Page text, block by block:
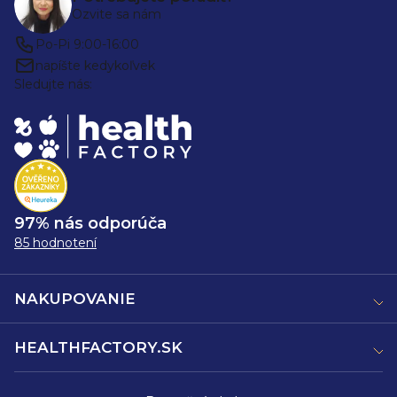
Ozvite sa nám
Po-Pi 9:00-16:00
napíšte kedykoľvek
Sledujte nás:
97% nás odporúča
85 hodnotení
NAKUPOVANIE
HEALTHFACTORY.SK